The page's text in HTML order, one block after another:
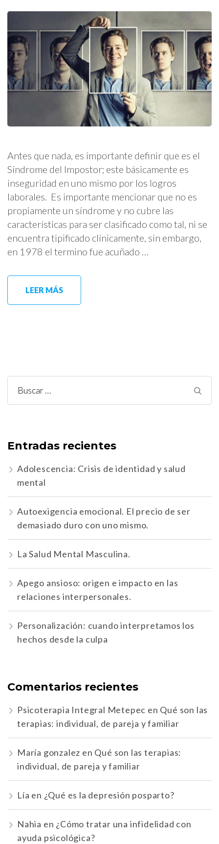
Antes que nada, es importante definir que es el
Síndrome del Impostor; este básicamente es
inseguridad en uno mismo por los logros
laborales. Es importante mencionar que no es
propiamente un síndrome y no cubre las
características para ser clasificado como tal, ni se
encuentra tipificado clínicamente, sin embargo,
en 1978 el termino fue acuñado …
LEER MÁS
Buscar:
Entradas recientes
Adolescencia: Crisis de identidad y salud
mental
Autoexigencia emocional. El precio de ser
demasiado duro con uno mismo.
La Salud Mental Masculina.
Apego ansioso: origen e impacto en las
relaciones interpersonales.
Personalización: cuando interpretamos los
hechos desde la culpa
Comentarios recientes
Psicoterapia Integral Metepec en Qué son las
terapias: individual, de pareja y familiar
María gonzalez en Qué son las terapias:
individual, de pareja y familiar
Lía en ¿Qué es la depresión posparto?
Nahia en ¿Cómo tratar una infidelidad con
ayuda psicológica?